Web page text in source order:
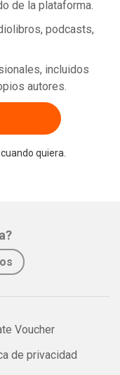
de la plataforma.
podcasts,
incluidos
autores.
quiera.
Voucher
de privacidad